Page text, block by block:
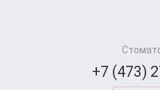
+7 (473)